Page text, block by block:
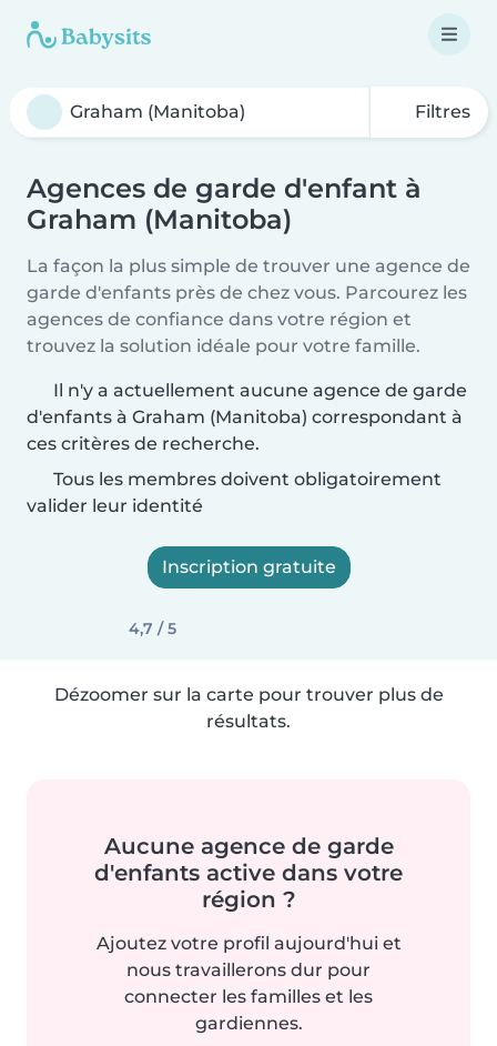
Filtres
Agences de garde d'enfant à
Graham (Manitoba)
La façon la plus simple de trouver une agence de
garde d'enfants près de chez vous. Parcourez les
agences de confiance dans votre région et
trouvez la solution idéale pour votre famille.
Il n'y a actuellement aucune agence de garde
d'enfants à Graham (Manitoba) correspondant à
ces critères de recherche.
Tous les membres doivent obligatoirement
valider leur identité
Inscription gratuite
4,7 / 5
Dézoomer sur la carte pour trouver plus de
résultats.
Aucune agence de garde
d'enfants active dans votre
région ?
Ajoutez votre profil aujourd'hui et
nous travaillerons dur pour
connecter les familles et les
gardiennes.